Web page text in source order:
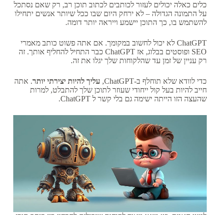
כלים כאלה יכולים לעזור לכותבים לכתוב תוכן רב, רק שאם נסתכל
על התמונה הגדולה – לא ירחק היום שבו ככל שיותר אנשים יתחילו
להשתמש בו, כך התוכן יישמע וייראה יותר דומה.
ChatGPT לא יכול לחשוב במקומך. אם אתה פשוט כותב מאמרי
SEO ופוסטים בבלוג, אז ChatGPT כבר התחיל להחליף אותך. זה
רק עניין של זמן עד שהלקוחות שלך יגלו את זה.
כדי לוודא שלא תוחלף ב-ChatGPT, עליך להיות יצירתי יותר. אתה
חייב להיות בעל קול ייחודי שעוזר לתוכן שלך להתבלט, למרות
שהעצה הזו הייתה ישימה גם בלי קשר ל ChatGPT.